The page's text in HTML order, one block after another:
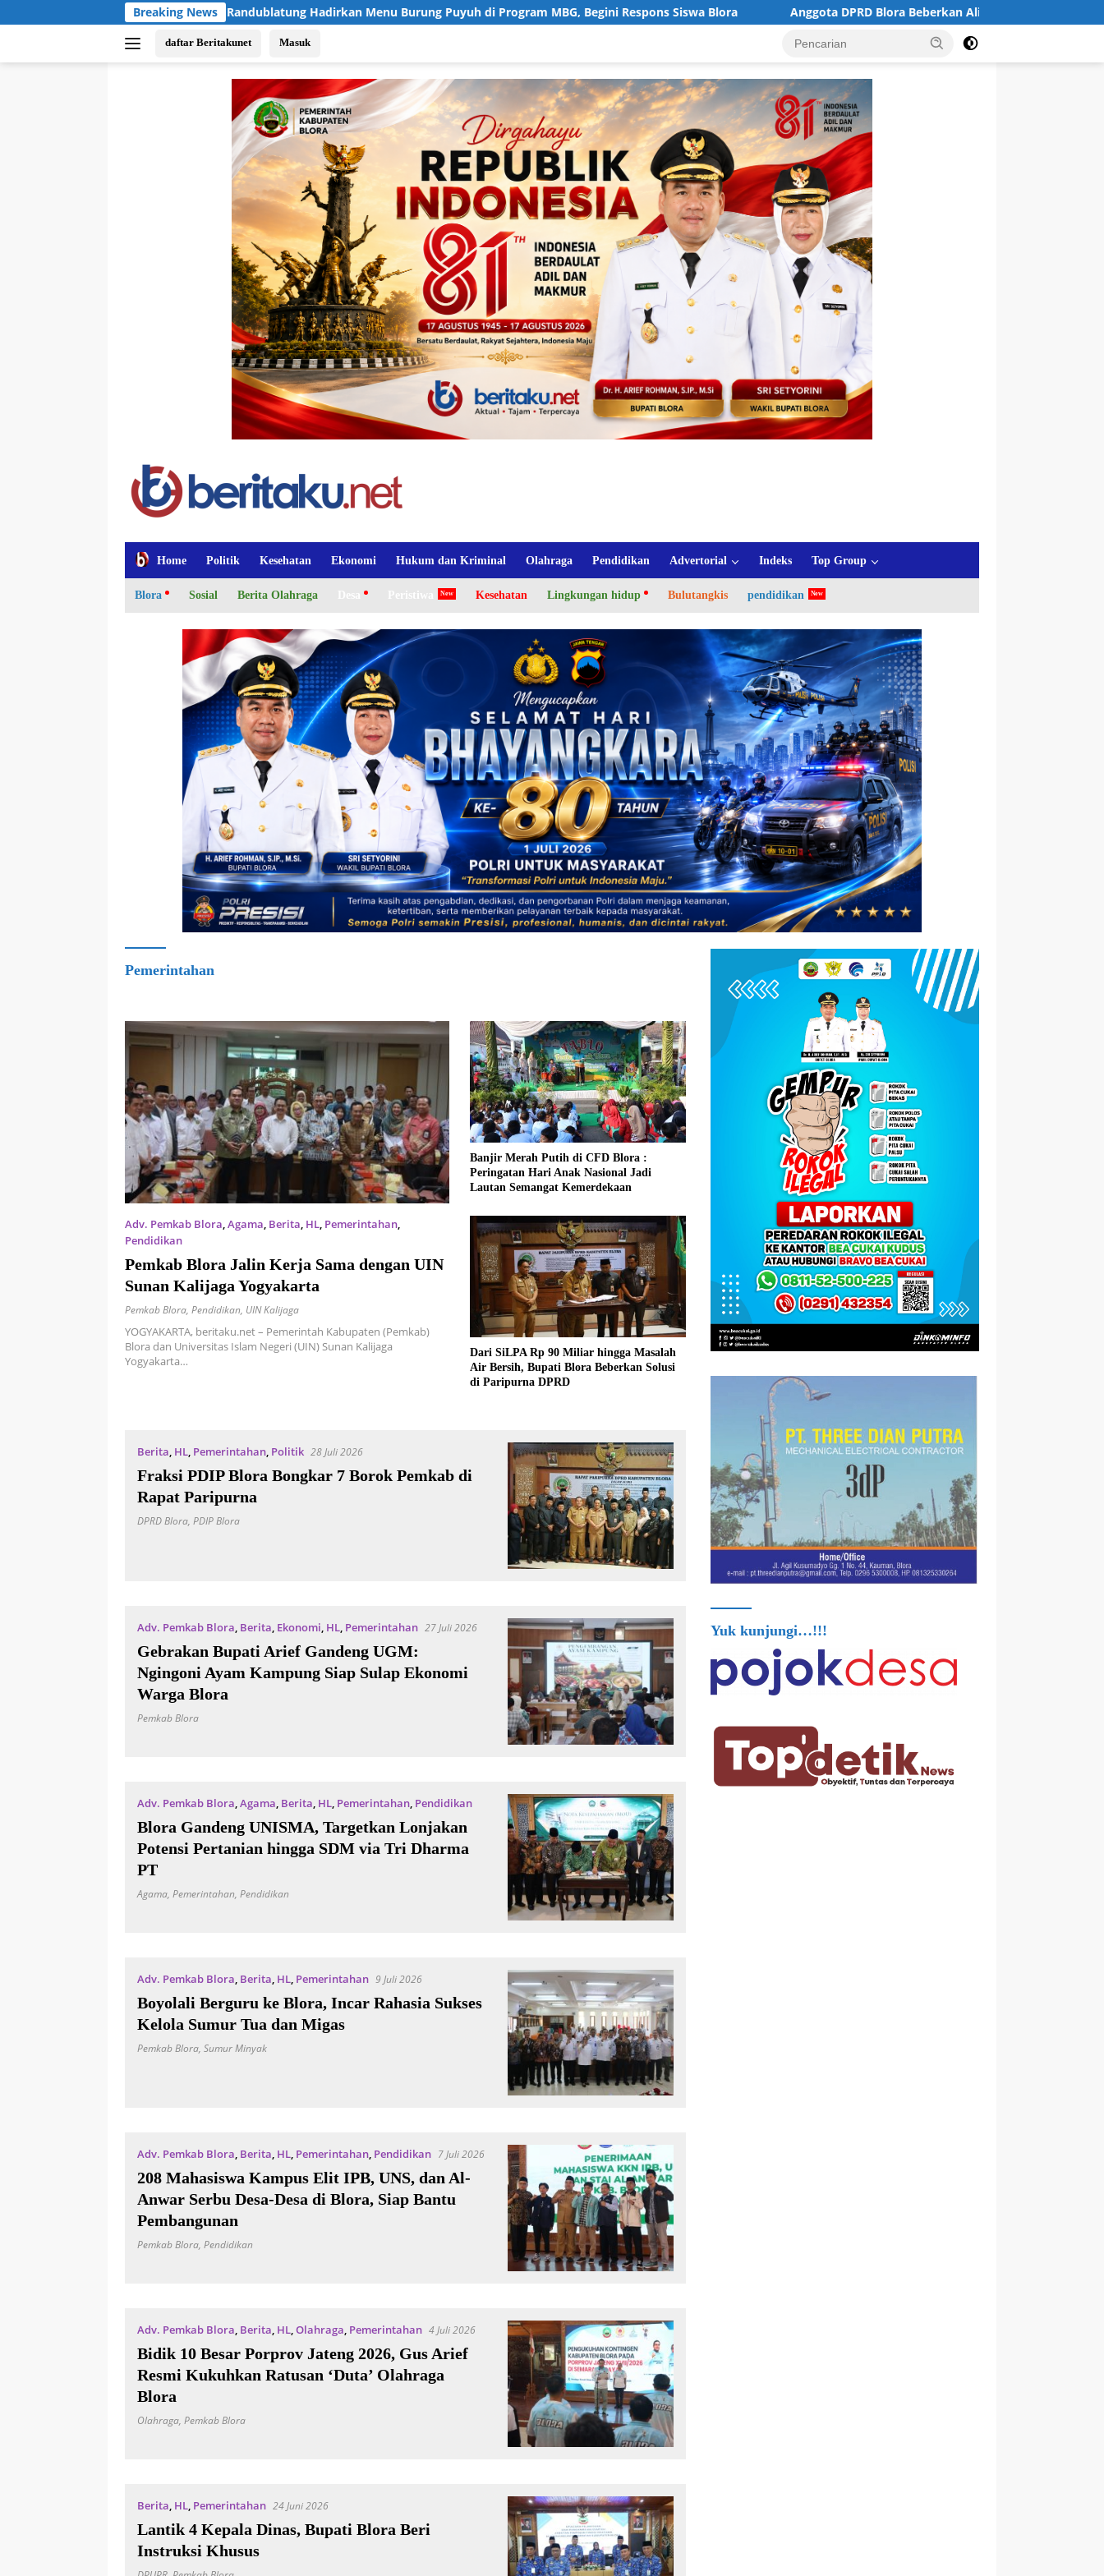
ke
Breaking News
SPPG Grand Saphire Randublatung Hadirkan Menu Burung Puyuh di Program MBG, Begini Respons Siswa Blora Anggota DPRD Blora Beberkan Alih Status Jalan Sambong–Ledok :
daftar Beritakunet Masuk
Home Politik Kesehatan Ekonomi Hukum dan Kriminal Olahraga Pendidikan Advertorial Indeks Top Group
Blora Sosial Berita Olahraga Kesehatan Lingkungan hidup Bulutangkis pendidikan
Pemerintahan
Adv. Pemkab Blora,Agama, Berita, HL, Pemerintahan,
Pendidikan
3 Agustus 2026
‎Pemkab Blora Jalin Kerja Sama dengan UIN
Sunan Kalijaga Yogyakarta
Pemkab Blora, Pendidikan, UIN Kalijaga
YOGYAKARTA, beritaku.net – Pemerintah Kabupaten (Pemkab)
Blora dan Universitas Islam Negeri (UIN) Sunan Kalijaga
Yogyakarta…
Banjir Merah Putih di CFD Blora :
Peringatan Hari Anak Nasional Jadi
Lautan Semangat Kemerdekaan
Dari SiLPA Rp 90 Miliar hingga Masalah
Air Bersih, Bupati Blora Beberkan Solusi
di Paripurna DPRD
Berita, HL, Pemerintahan, Politik 28 Juli 2026
Fraksi PDIP Blora Bongkar 7 Borok Pemkab di
Rapat Paripurna
DPRD Blora, PDIP Blora
Adv. Pemkab Blora, Berita, Ekonomi, HL, Pemerintahan 27 Juli 2026
Gebrakan Bupati Arief Gandeng UGM:
Ngingoni Ayam Kampung Siap Sulap Ekonomi
Warga Blora
Pemkab Blora
Adv. Pemkab Blora Agama Berita HL Pemerintahan Pendidikan
19 Juli 2026
Blora Gandeng UNISMA, Targetkan Lonjakan
Potensi Pertanian hingga SDM via Tri Dharma
PT
Agama, Pemerintahan, Pendidikan
Adv. Pemkab Blora Berita HL Pemerintahan 9 Juli 2026
Boyolali Berguru ke Blora, Incar Rahasia Sukses
Kelola Sumur Tua dan Migas
Pemkab Blora, Sumur Minyak
Adv. Pemkab Blora, Berita, HL, Pemerintahan, Pendidikan 7 Juli 2026
208 Mahasiswa Kampus Elit IPB, UNS, dan Al-
Anwar Serbu Desa-Desa di Blora, Siap Bantu
Pembangunan
Pemkab Blora, Pendidikan
Adv. Pemkab Blora, Berita, HL,Olahraga, Pemerintahan 4 Juli 2026
Bidik 10 Besar Porprov Jateng 2026, Gus Arief
Resmi Kukuhkan Ratusan ‘Duta’ Olahraga
Blora
Olahraga, Pemkab Blora
Berita, HL, Pemerintahan 24 Juni 2026
Lantik 4 Kepala Dinas, Bupati Blora Beri
Instruksi Khusus
Yuk kunjungi…!!!